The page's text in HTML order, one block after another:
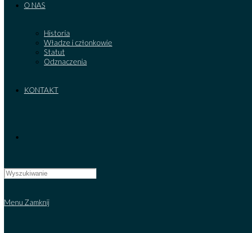
O NAS
Historia
Władze i członkowie
Statut
Odznaczenia
KONTAKT
Search
this
Menu Zamknij